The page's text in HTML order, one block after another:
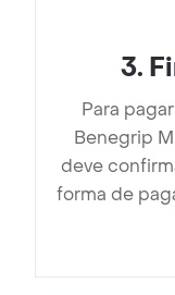
3.
Para
Benegrip
deve
forma de